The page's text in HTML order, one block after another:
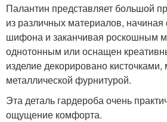
Палантин представляет большой
из различных материалов, начиная
шифона и заканчивая роскошным
однотонным или оснащен
изделие декорировано кисточками,
металлической фурнитурой.
Эта деталь гардероба очень
ощущение комфорта.